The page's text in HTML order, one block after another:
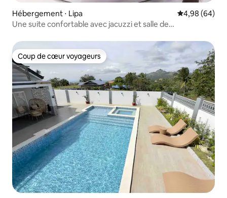
Hébergement ⋅ Lipa Évaluation
4,98 (64)
Une suite confortable avec jacuzzi et salle de
Coup de cœur voyageurs
Coup de cœur voyageurs